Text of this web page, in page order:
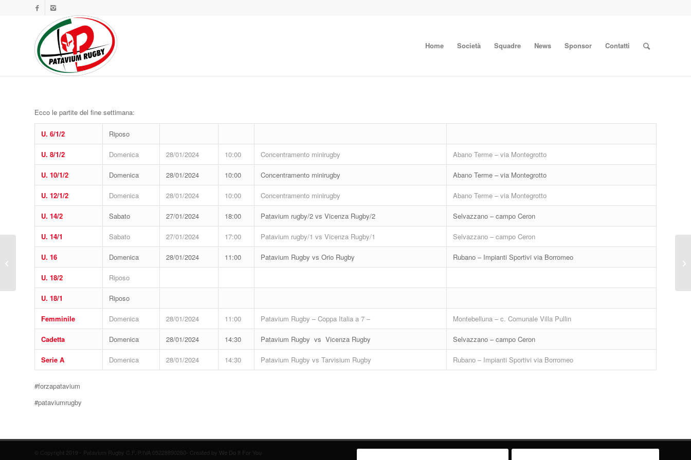
Home Società Squadre News Sponsor Contatti
Ecco le partite del fine settimana:
U. 6/1/2 Riposo
U. 8/1/2 Domenica 28/01/2024 10:00 Concentramento minirugby Abano Terme – via Montegrotto
U. 10/1/2 Domenica 28/01/2024 10:00 Concentramento minirugby Abano Terme – via Montegrotto
U. 12/1/2 Domenica 28/01/2024 10:00 Concentramento minirugby Abano Terme – via Montegrotto
U. 14/2 Sabato 27/01/2024 18:00 Patavium rugby/2 vs Vicenza Rugby/2 Selvazzano – campo Ceron
U. 14/1 Sabato 27/01/2024 17:00 Patavium rugby/1 vs Vicenza Rugby/1 Selvazzano – campo Ceron
U. 16 Domenica 28/01/2024 11:00 Patavium Rugby vs Orio Rugby Rubano – Impianti Sportivi via Borromeo
U. 18/2 Riposo
U. 18/1 Riposo
Femminile Domenica 28/01/2024 11:00 Patavium Rugby – Coppa Italia a 7 – Montebelluna – c. Comunale Villa Pullin
Cadetta Domenica 28/01/2024 14:30 Patavium Rugby vs Vicenza Rugby Selvazzano – campo Ceron
Serie A Domenica 28/01/2024 14:30 Patavium Rugby vs Tarvisium Rugby Rubano – Impianti Sportivi via Borromeo
#forzapatavium
#pataviumrugby
© Copyright 2019 - Patavium Rugby C.F./P.IVA 05228890280- Created by We Do It For You
Risultati del 21 gennaio